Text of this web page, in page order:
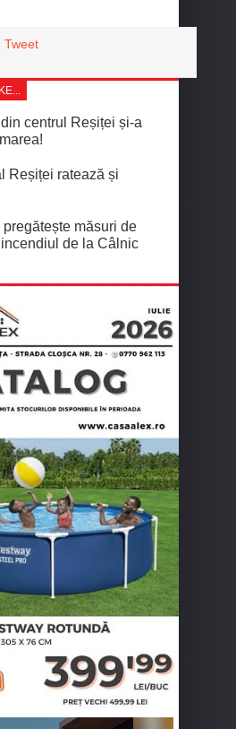
Tweet
centrul Reșiței și-a
Reșiței ratează și
măsuri de
de la Câlnic